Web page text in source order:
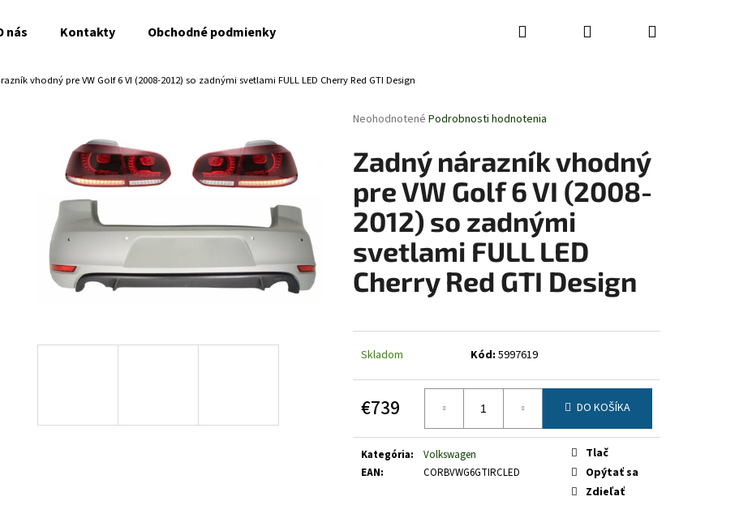
nás Kontakty Obchodné podmienky Hľadať PrihlásenieNákupný
vhodný pre VW Golf 6 VI (2008-2012) so zadnými svetlami FULL LED Cherry Red GTI Design
Priemerné
produktu
je
5
hviezdičiek.
Neohodnotené Podrobnosti hodnotenia
Zadný nárazník vhodný
pre VW Golf 6 VI (2008-
2012) so zadnými
svetlami FULL LED
Cherry Red GTI Design
Skladom Kód: 5997619
€739
cena:
DO KOŠÍKA
Kategória:
Volkswagen
EAN: CORBVWG6GTIRCLED
Tlač
Opýtať sa
Zdieľať
Čo potrebujete nájsť?
HĽADAŤ
Odporúčame